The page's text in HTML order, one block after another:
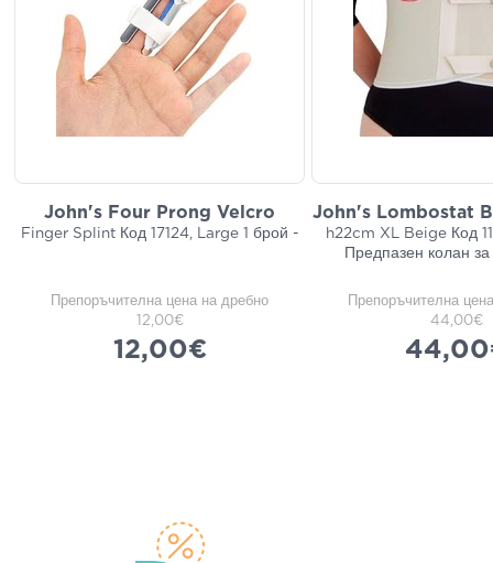
John's Four Prong Velcro
Finger Splint Код 17124, Large 1 брой -
Препоръчителна цена на дребно
12,00€
12,00€
John's Lombostat
h22cm XL Beige Код
Предпазен колан за
Препоръчителна
44,00€